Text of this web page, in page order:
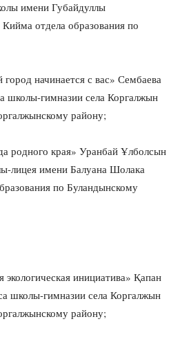
имени Губайдуллы
отдела образования по
начинается с вас» Сембаева
гимназии села Коргалжын
району;
родного края» Уранбай Ұлболсын
лицея имени Балуана Шолака
по Буландынскому
инициатива» Қапан
школы-гимназии села Коргалжын
району;